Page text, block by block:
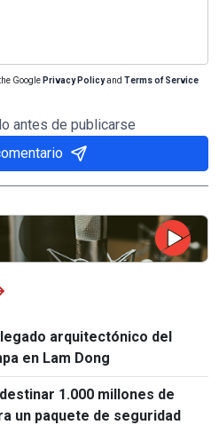
Google Privacy Policyand Terms of Service
antes de publicarse
arquitectónico del
en Lam Dong
1.000 millones de
un paquete de seguridad